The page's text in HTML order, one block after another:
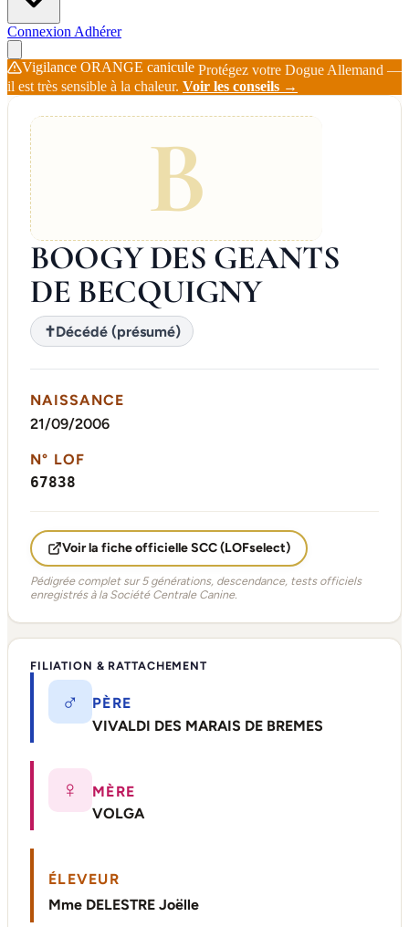
Connexion Adhérer
Vigilance ORANGE canicule Protégez votre Dogue Allemand —
il est très sensible à la chaleur. Voir les conseils →
B
BOOGY DES GEANTS
DE BECQUIGNY
✝Décédé (présumé)
NAISSANCE
21/09/2006
N° LOF
67838
Voir la fiche officielle SCC (LOFselect)
Pédigrée complet sur 5 générations, descendance, tests officiels
enregistrés à la Société Centrale Canine.
FILIATION & RATTACHEMENT
♂
PÈRE
VIVALDI DES MARAIS DE BREMES
♀
MÈRE
VOLGA
ÉLEVEUR
Mme DELESTRE Joëlle